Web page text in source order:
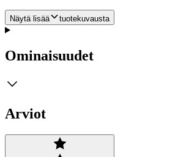
Näytä lisää tuotekuvausta
Ominaisuudet
Arviot